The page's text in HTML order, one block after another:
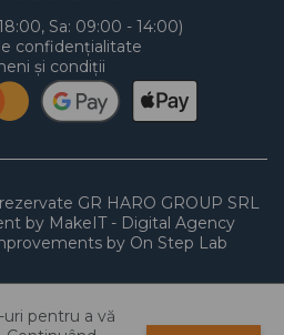
0
Sa: 09:00 - 14:00)
confidențialitate
și condiții
GR HARO GROUP SRL
by MakeIT - Digital Agency
by On Step Lab
pentru a vă